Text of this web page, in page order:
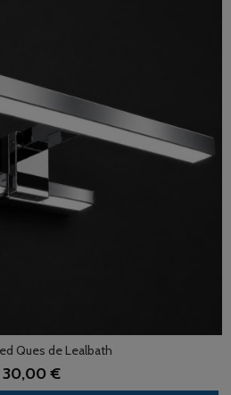
Ques de Lealbath
30,00 €